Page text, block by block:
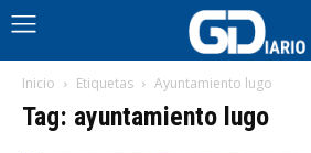
Inicio Etiquetas Ayuntamiento lugo
Tag: ayuntamiento lugo